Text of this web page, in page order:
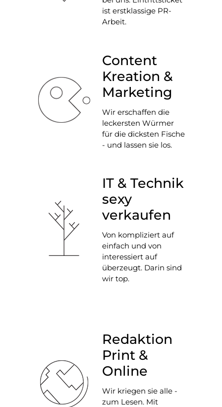
ist erstklassige PR-
Arbeit.
Content
Kreation &
Marketing
Wir erschaffen die
leckersten Würmer
für die dicksten Fische
- und lassen sie los.
IT & Technik
sexy
verkaufen
Von kompliziert auf
einfach und von
interessiert auf
überzeugt. Darin sind
wir top.
Redaktion
Print &
Online
Wir kriegen sie alle -
zum Lesen. Mit